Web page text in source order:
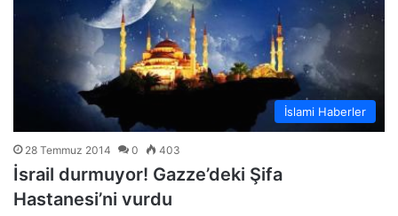
İslami Haberler
28 Temmuz 2014 0 403
İsrail durmuyor! Gazze’deki Şifa
Hastanesi’ni vurdu